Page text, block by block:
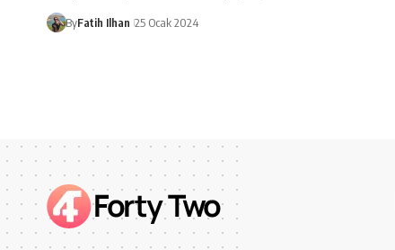
ByFatih Ilhan 25 Ocak 2024